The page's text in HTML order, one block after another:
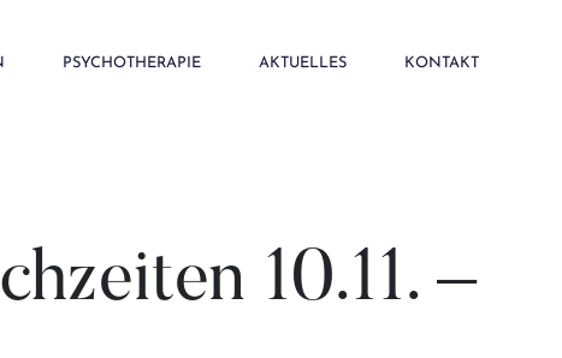
PSYCHOTHERAPIE AKTUELLES KONTAKT
10.11. –